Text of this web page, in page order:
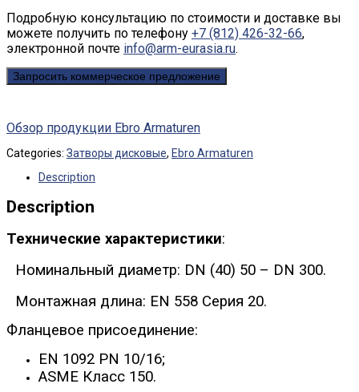
Подробную консультацию по стоимости и доставке вы
можете получить по телефону +7 (812) 426-32-66,
электронной почте info@arm-eurasia.ru.
Запросить коммерческое предложение
Обзор продукции Ebro Armaturen
Categories: Затворы дисковые, Ebro Armaturen
Description
Description
Технические характеристики:
Номинальный диаметр: DN (40) 50 – DN 300.
Монтажная длина: EN 558 Серия 20.
Фланцевое присоединение:
EN 1092 PN 10/16;
ASME Класс 150.